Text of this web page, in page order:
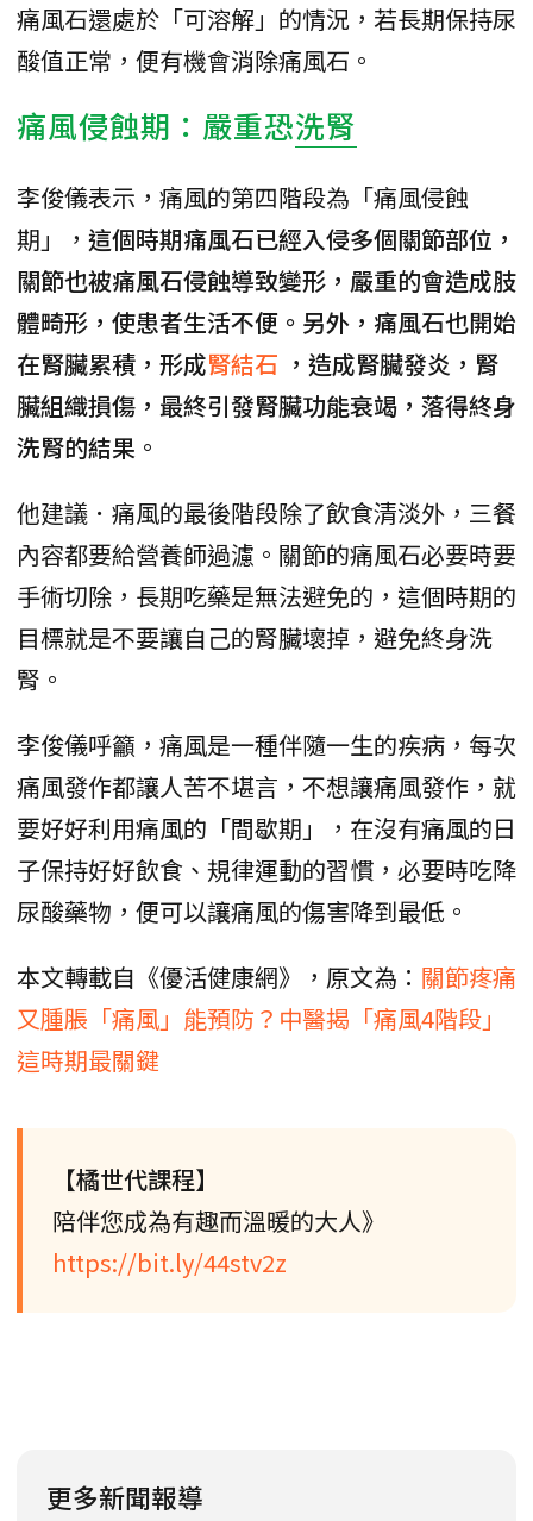
痛風石還處於「可溶解」的情況，若長期保持尿
酸值正常，便有機會消除痛風石。
痛風侵蝕期：嚴重恐洗腎
李俊儀表示，痛風的第四階段為「痛風侵蝕
期」， 這個時期痛風石已經入侵多個關節部位，
關節也被痛風石侵蝕導致變形，嚴重的會造成肢
體畸形，使患者生活不便。另外，痛風石也開始
在腎臟累積，形成腎結石 ，造成腎臟發炎，腎
臟組織損傷，最終引發腎臟功能衰竭，落得終身
洗腎的結果 。
他建議．痛風的最後階段除了飲食清淡外，三餐
內容都要給營養師過濾。關節的痛風石必要時要
手術切除，長期吃藥是無法避免的，這個時期的
目標就是不要讓自己的腎臟壞掉，避免終身洗
腎。
李俊儀呼籲，痛風是一種伴隨一生的疾病，每次
痛風發作都讓人苦不堪言，不想讓痛風發作，就
要好好利用痛風的「間歇期」，在沒有痛風的日
子保持好好飲食、規律運動的習慣，必要時吃降
尿酸藥物，便可以讓痛風的傷害降到最低。
本文轉載自《優活健康網》，原文為： 關節疼痛
又腫脹「痛風」能預防？中醫揭「痛風4階段」
這時期最關鍵
【橘世代課程】
陪伴您成為有趣而溫暖的大人》
https://bit.ly/44stv2z
更多新聞報導